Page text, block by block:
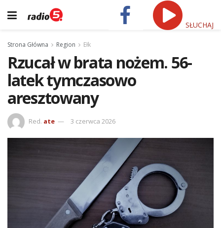
SŁUCHAJ
Strona Główna Region Ełk
Rzucał w brata nożem. 56-
latek tymczasowo
aresztowany
Red. ate 3 czerwca 2026